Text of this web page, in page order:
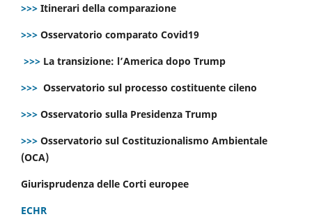
>>> Itinerari della comparazione
>>> Osservatorio comparato Covid19
>>> La transizione: l’America dopo Trump
>>> Osservatorio sul processo costituente cileno
>>> Osservatorio sulla Presidenza Trump
>>> Osservatorio sul Costituzionalismo Ambientale
(OCA)
Giurisprudenza delle Corti europee
ECHR